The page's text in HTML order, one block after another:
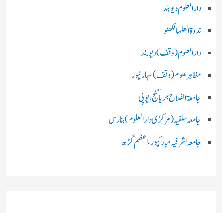
دارالعلوم دیوبند
ندوۃالعلما لکھنو
دارالعلوم (وقف)دیوبند
مظاہرعلوم (وقف)سہارنپور
جامعۃ الفلاح بلریاگنج،یوپی
جامعہ سلفیہ(مرکزی دارالعلوم )بنارس
جامعہ اشرفیہ مبارکپور،اعظم گڑھ